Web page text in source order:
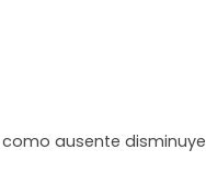
ausente disminuye